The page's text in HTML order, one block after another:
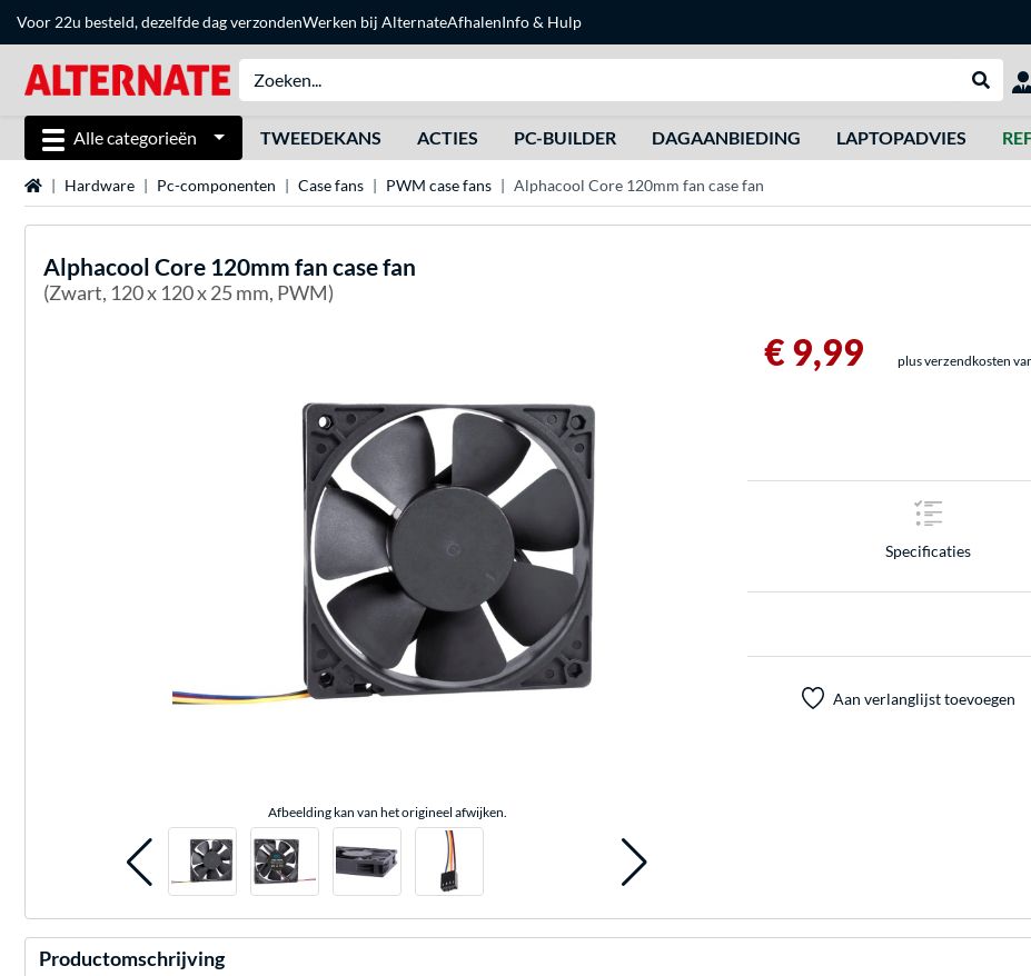
Voor 22u besteld, dezelfde dag verzondenWerken bij AlternateAfhalenInfo & Hulp
Alle categorieën TWEEDEKANS ACTIES PC-BUILDER DAGAANBIEDING LAPTOPADVIES
Home Hardware Pc-componenten Case fans PWM case fans Alphacool Core 120mm fan case fan
Alphacool Core 120mm fan case fan
(Zwart, 120 x 120 x 25 mm, PWM)
Afbeelding kan van het origineel afwijken.
€ 9,99 plus verzendkosten
Specificaties
Aan verlanglijst toevoegen
Productomschrijving